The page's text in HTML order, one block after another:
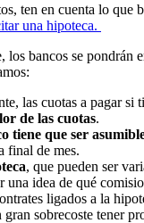
ten en cuenta lo que
una hipoteca.
los bancos se
las cuotas a pagar si
de las cuotas.
tiene que ser
final de mes.
, que pueden ser
una idea de qué
ligados a la
sobrecoste tener